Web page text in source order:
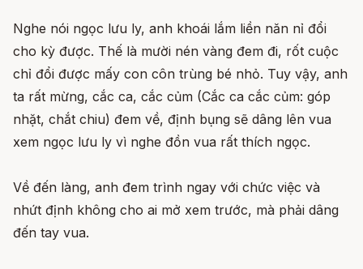
Nghe nói ngọc lưu ly, anh khoái lắm liền năn nỉ đổi
cho kỳ được. Thế là mười nén vàng đem đi, rốt cuộc
chỉ đổi được mấy con côn trùng bé nhỏ. Tuy vậy, anh
ta rất mừng, cắc ca, cắc củm (Cắc ca cắc củm: góp
nhặt, chắt chiu) đem về, định bụng sẽ dâng lên vua
xem ngọc lưu ly vì nghe đồn vua rất thích ngọc.
Về đến làng, anh đem trình ngay với chức việc và
nhứt định không cho ai mở xem trước, mà phải dâng
đến tay vua.